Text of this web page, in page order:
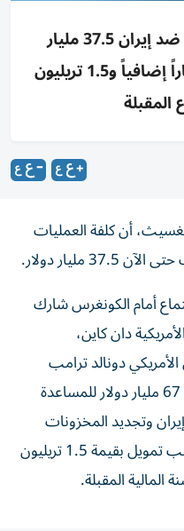
البنتاغون: كلفة العمليات ضد إيران 37.5 مليار
دولار؛ الإدارة تطلب 67 ملياراً إضافياً و1.5 تريليون
المقبلة
أن كلفة العمليات
مليار دولار.
أمام الكونغرس شارك
دان كاين،
دونالد ترامب
الحصول على تمويل إضافي بقيمة 67 مليار دولار للمساعدة
وتجديد المخزونات
العسكرية الحيوية، بالإضافة إلى طلب تمويل بقيمة 1.5 تريليون
المقبلة.